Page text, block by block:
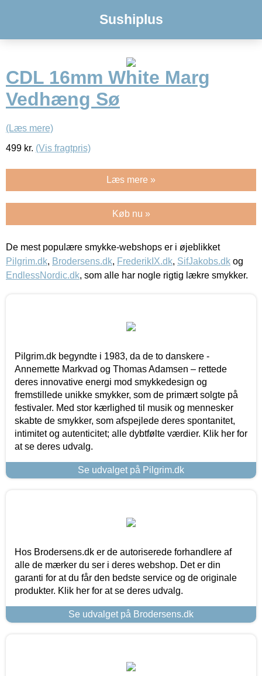
Sushiplus
CDL 16mm White Marg
Vedhæng Sø
(Læs mere)
499 kr. (Vis fragtpris)
Læs mere »
Køb nu »
De mest populære smykke-webshops er i øjeblikket
Pilgrim.dk, Brodersens.dk, FrederikIX.dk, SifJakobs.dk og
EndlessNordic.dk, som alle har nogle rigtig lækre smykker.
Pilgrim.dk begyndte i 1983, da de to danskere -
Annemette Markvad og Thomas Adamsen – rettede
deres innovative energi mod smykkedesign og
fremstillede unikke smykker, som de primært solgte på
festivaler. Med stor kærlighed til musik og mennesker
skabte de smykker, som afspejlede deres spontanitet,
intimitet og autenticitet; alle dybtfølte værdier. Klik her for
at se deres udvalg.
Se udvalget på Pilgrim.dk
Hos Brodersens.dk er de autoriserede forhandlere af
alle de mærker du ser i deres webshop. Det er din
garanti for at du får den bedste service og de originale
produkter. Klik her for at se deres udvalg.
Se udvalget på Brodersens.dk